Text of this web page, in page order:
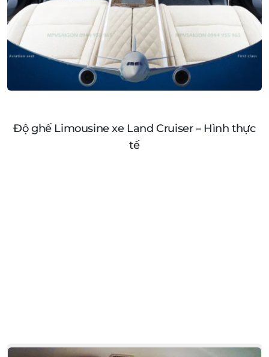
Độ ghế Limousine xe Land Cruiser – Hình thực
tế